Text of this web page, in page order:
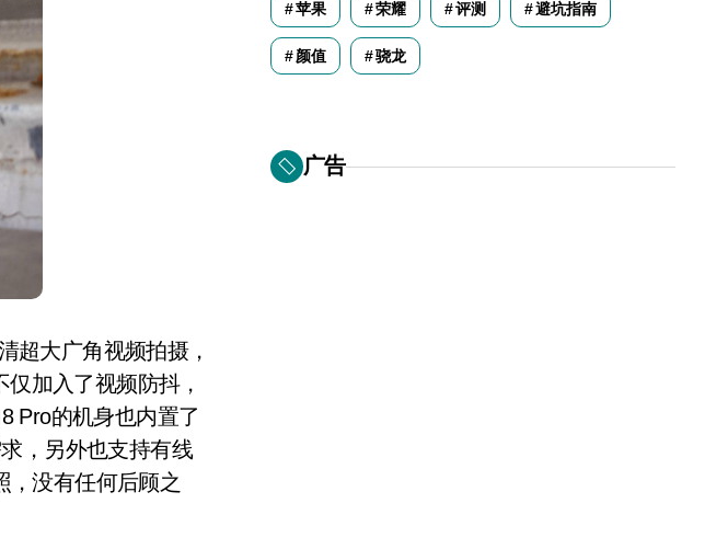
大广角视频拍摄，
加入了视频防抖，
Pro的机身也内置了
，另外也支持有线
，没有任何后顾之
苹果 荣耀 评测 避坑指南
颜值 骁龙
广告